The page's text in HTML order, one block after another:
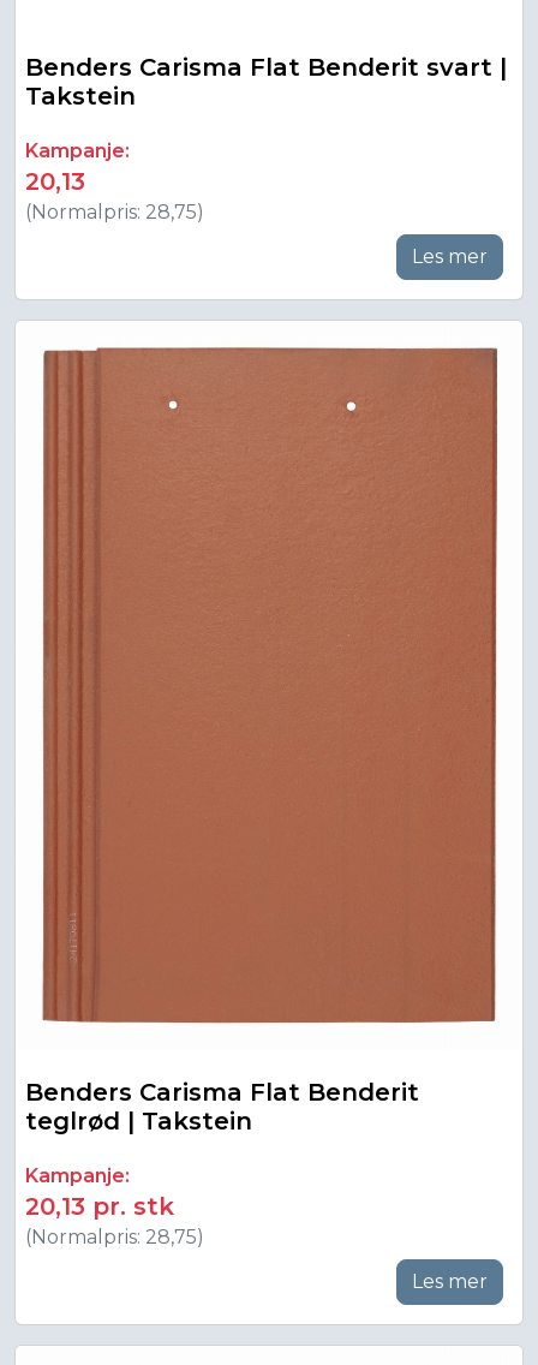
Benders Carisma Flat Benderit svart |
Takstein
Kampanje:
20,13
(Normalpris: 28,75)
Les mer
Benders Carisma Flat Benderit
teglrød | Takstein
Kampanje:
20,13 pr. stk
(Normalpris: 28,75)
Les mer